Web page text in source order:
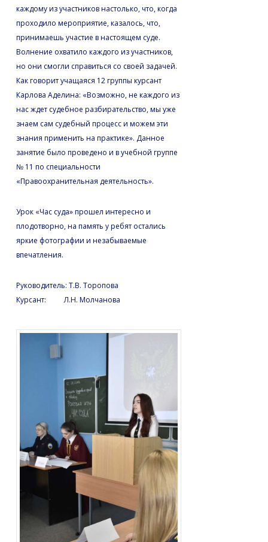
каждому из участников настолько, что, когда
проходило мероприятие, казалось, что,
принимаешь участие в настоящем суде.
Волнение охватило каждого из участников,
но они смогли справиться со своей задачей.
Как говорит учащаяся 12 группы курсант
Карлова Аделина: «Возможно, не каждого из
нас ждет судебное разбирательство, мы уже
знаем сам судебный процесс и можем эти
знания применить на практике». Данное
занятие было проведено и в учебной группе
№ 11 по специальности
«Правоохранительная деятельность».
Урок «Час суда» прошел интересно и
плодотворно, на память у ребят остались
яркие фотографии и незабываемые
впечатления.
Руководитель: Т.В. Торопова
Курсант: Л.Н. Молчанова